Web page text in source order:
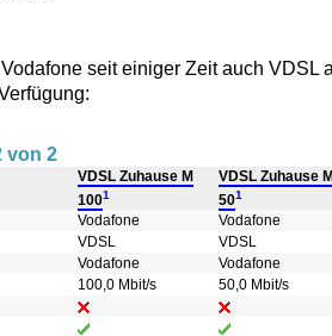
seit einiger Zeit auch VDSL
von 2
VDSL Zuhause M
1001
VDSL Zuhause
501
Vodafone
Vodafone
VDSL
VDSL
Vodafone
Vodafone
100,0 Mbit/s
50,0 Mbit/s